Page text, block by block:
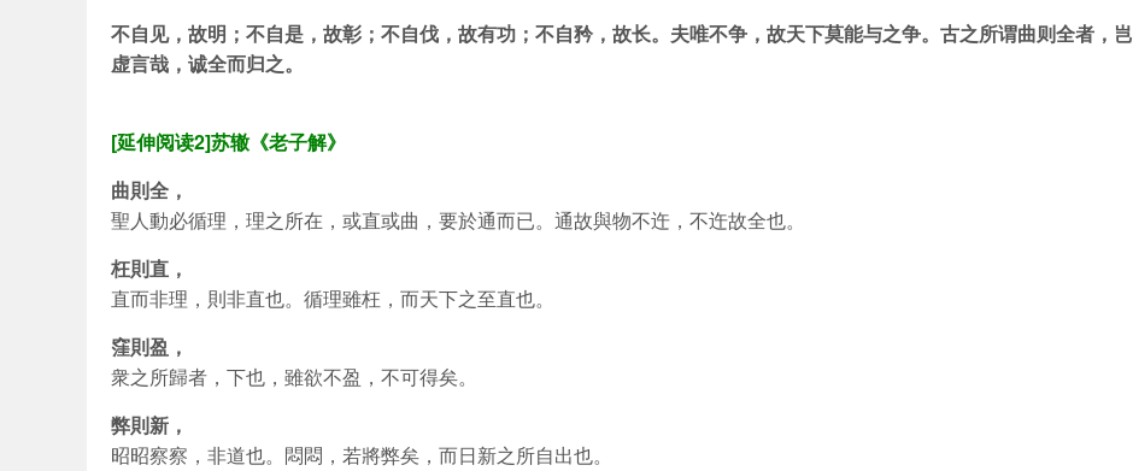
不自见，故明；不自是，故彰；不自伐，故有功；不自矜，故长。夫唯不争，故天下莫能与之争。古之所谓曲则全者，岂
虚言哉，诚全而归之。
[延伸阅读2]苏辙《老子解》
曲則全，
聖人動必循理，理之所在，或直或曲，要於通而已。通故與物不迕，不迕故全也。
枉則直，
直而非理，則非直也。循理雖枉，而天下之至直也。
窪則盈，
衆之所歸者，下也，雖欲不盈，不可得矣。
弊則新，
昭昭察察，非道也。悶悶，若將弊矣，而日新之所自出也。